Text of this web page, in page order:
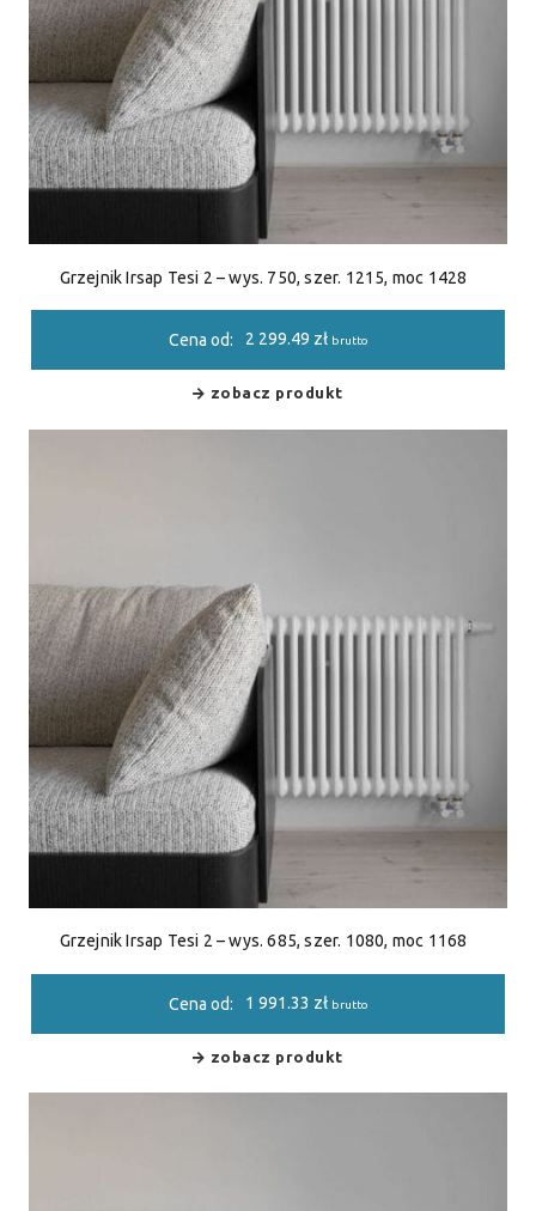
Grzejnik Irsap Tesi 2 – wys. 750, szer. 1215, moc 1428
Cena od: 2 299.49 zł brutto
zobacz produkt
Grzejnik Irsap Tesi 2 – wys. 685, szer. 1080, moc 1168
Cena od: 1 991.33 zł brutto
zobacz produkt